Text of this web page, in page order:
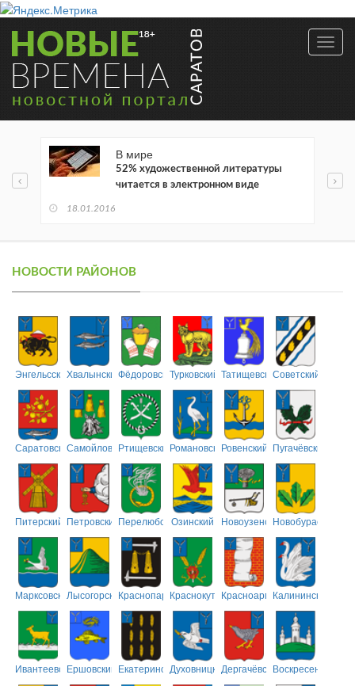
В мире
52% художественной литературы
читается в электронном виде
18.01.2016
НОВОСТИ РАЙОНОВ
ЭнгельсскийХвалынскийФёдоровскийТурковский ТатищевскийСоветский
СаратовскийСамойловскийРтищевскийРомановскийРовенский Пугачёвский
Питерский ПетровскийПерелюбскийОзинский НовоузенскийНовобурасский
МарксовскийЛысогорскийКраснопартизанский
КраснокутскийКрасноармейский
Калининский
ИвантеевскийЕршовский ЕкатериновскийДуховницкийДергачёвскийВоскресенский